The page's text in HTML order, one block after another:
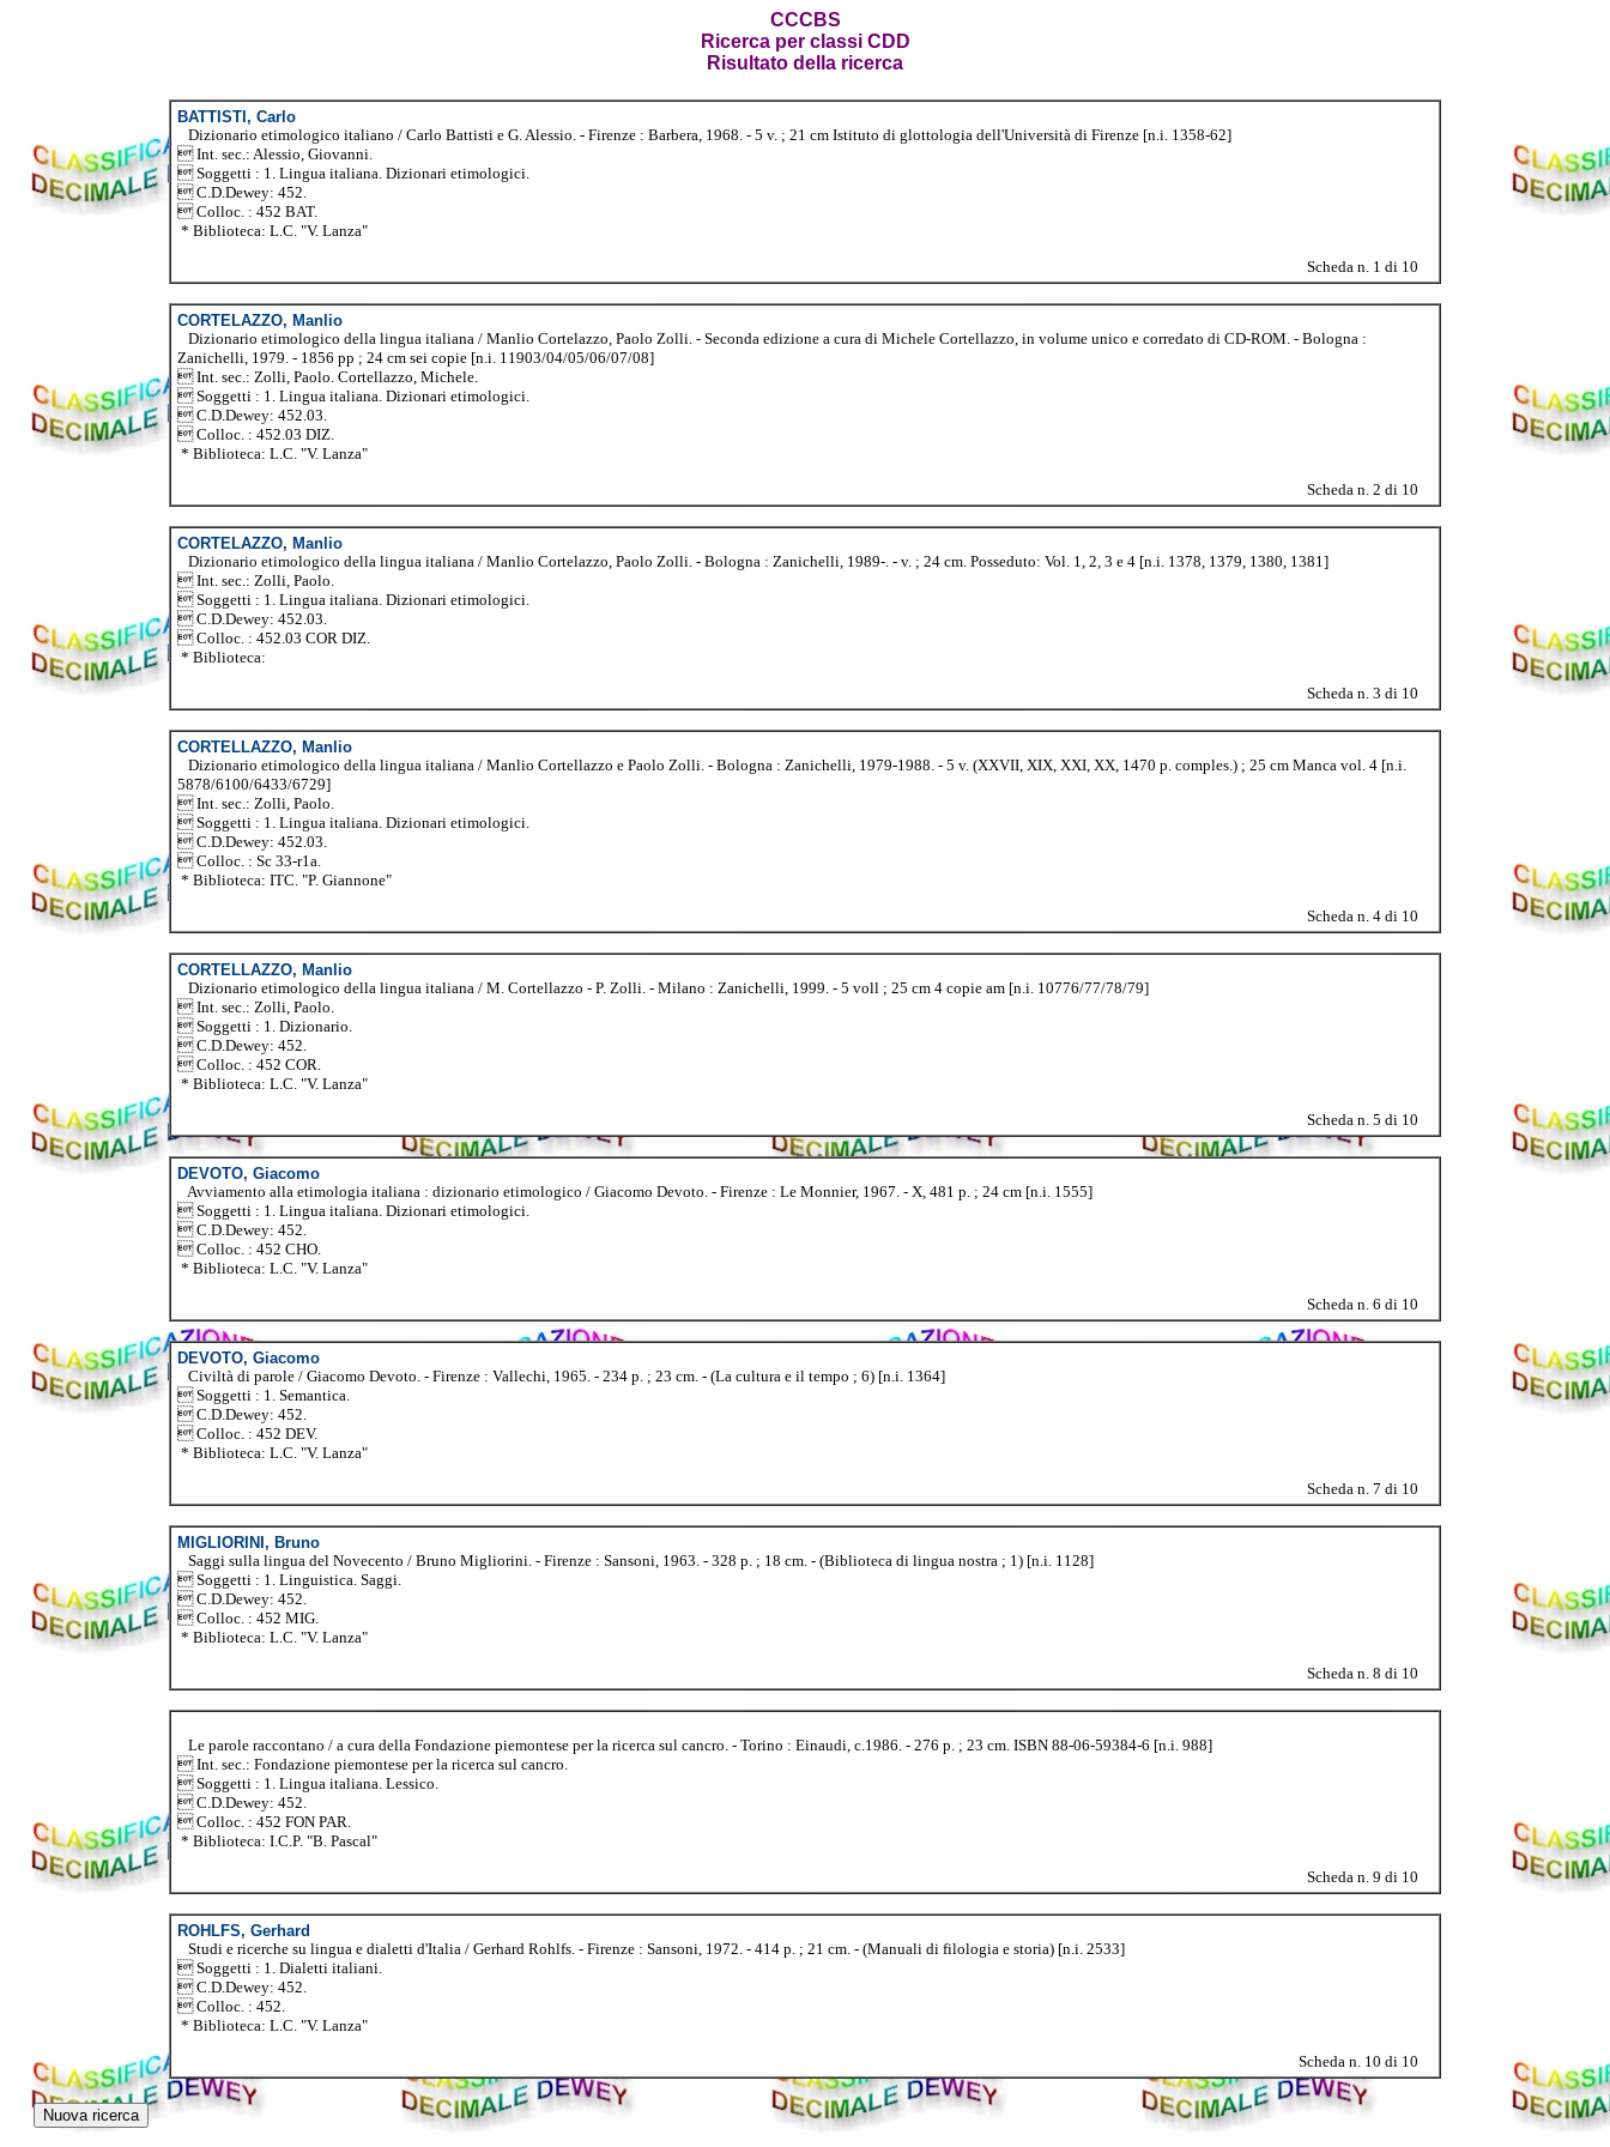
CCCBS
Ricerca per classi CDD
Risultato della ricerca
BATTISTI, Carlo
Dizionario etimologico italiano / Carlo Battisti e G. Alessio. - Firenze : Barbera, 1968. - 5 v. ; 21 cm Istituto di glottologia dell'Università di Firenze [n.i. 1358-62]
 Int. sec.: Alessio, Giovanni.
 Soggetti : 1. Lingua italiana. Dizionari etimologici.
 C.D.Dewey: 452.
 Colloc. : 452 BAT.
* Biblioteca: L.C. "V. Lanza"
Scheda n. 1 di 10
CORTELAZZO, Manlio
Dizionario etimologico della lingua italiana / Manlio Cortelazzo, Paolo Zolli. - Seconda edizione a cura di Michele Cortellazzo, in volume unico e corredato di CD-ROM. - Bologna :
Zanichelli, 1979. - 1856 pp ; 24 cm sei copie [n.i. 11903/04/05/06/07/08]
 Int. sec.: Zolli, Paolo. Cortellazzo, Michele.
 Soggetti : 1. Lingua italiana. Dizionari etimologici.
 C.D.Dewey: 452.03.
 Colloc. : 452.03 DIZ.
* Biblioteca: L.C. "V. Lanza"
Scheda n. 2 di 10
CORTELAZZO, Manlio
Dizionario etimologico della lingua italiana / Manlio Cortelazzo, Paolo Zolli. - Bologna : Zanichelli, 1989-. - v. ; 24 cm. Posseduto: Vol. 1, 2, 3 e 4 [n.i. 1378, 1379, 1380, 1381]
 Int. sec.: Zolli, Paolo.
 Soggetti : 1. Lingua italiana. Dizionari etimologici.
 C.D.Dewey: 452.03.
 Colloc. : 452.03 COR DIZ.
* Biblioteca:
Scheda n. 3 di 10
CORTELLAZZO, Manlio
Dizionario etimologico della lingua italiana / Manlio Cortellazzo e Paolo Zolli. - Bologna : Zanichelli, 1979-1988. - 5 v. (XXVII, XIX, XXI, XX, 1470 p. comples.) ; 25 cm Manca vol. 4 [n.i.
5878/6100/6433/6729]
 Int. sec.: Zolli, Paolo.
 Soggetti : 1. Lingua italiana. Dizionari etimologici.
 C.D.Dewey: 452.03.
 Colloc. : Sc 33-r1a.
* Biblioteca: ITC. "P. Giannone"
Scheda n. 4 di 10
CORTELLAZZO, Manlio
Dizionario etimologico della lingua italiana / M. Cortellazzo - P. Zolli. - Milano : Zanichelli, 1999. - 5 voll ; 25 cm 4 copie am [n.i. 10776/77/78/79]
 Int. sec.: Zolli, Paolo.
 Soggetti : 1. Dizionario.
 C.D.Dewey: 452.
 Colloc. : 452 COR.
* Biblioteca: L.C. "V. Lanza"
Scheda n. 5 di 10
DEVOTO, Giacomo
Avviamento alla etimologia italiana : dizionario etimologico / Giacomo Devoto. - Firenze : Le Monnier, 1967. - X, 481 p. ; 24 cm [n.i. 1555]
 Soggetti : 1. Lingua italiana. Dizionari etimologici.
 C.D.Dewey: 452.
 Colloc. : 452 CHO.
* Biblioteca: L.C. "V. Lanza"
Scheda n. 6 di 10
DEVOTO, Giacomo
Civiltà di parole / Giacomo Devoto. - Firenze : Vallechi, 1965. - 234 p. ; 23 cm. - (La cultura e il tempo ; 6) [n.i. 1364]
 Soggetti : 1. Semantica.
 C.D.Dewey: 452.
 Colloc. : 452 DEV.
* Biblioteca: L.C. "V. Lanza"
Scheda n. 7 di 10
MIGLIORINI, Bruno
Saggi sulla lingua del Novecento / Bruno Migliorini. - Firenze : Sansoni, 1963. - 328 p. ; 18 cm. - (Biblioteca di lingua nostra ; 1) [n.i. 1128]
 Soggetti : 1. Linguistica. Saggi.
 C.D.Dewey: 452.
 Colloc. : 452 MIG.
* Biblioteca: L.C. "V. Lanza"
Scheda n. 8 di 10
Le parole raccontano / a cura della Fondazione piemontese per la ricerca sul cancro. - Torino : Einaudi, c.1986. - 276 p. ; 23 cm. ISBN 88-06-59384-6 [n.i. 988]
 Int. sec.: Fondazione piemontese per la ricerca sul cancro.
 Soggetti : 1. Lingua italiana. Lessico.
 C.D.Dewey: 452.
 Colloc. : 452 FON PAR.
* Biblioteca: I.C.P. "B. Pascal"
Scheda n. 9 di 10
ROHLFS, Gerhard
Studi e ricerche su lingua e dialetti d'Italia / Gerhard Rohlfs. - Firenze : Sansoni, 1972. - 414 p. ; 21 cm. - (Manuali di filologia e storia) [n.i. 2533]
 Soggetti : 1. Dialetti italiani.
 C.D.Dewey: 452.
 Colloc. : 452.
* Biblioteca: L.C. "V. Lanza"
Scheda n. 10 di 10